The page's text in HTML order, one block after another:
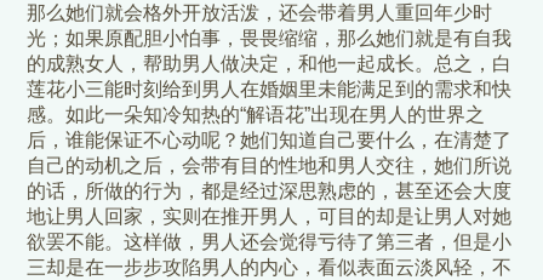
那么她们就会格外开放活泼，还会带着男人重回年少时
光；如果原配胆小怕事，畏畏缩缩，那么她们就是有自我
的成熟女人，帮助男人做决定，和他一起成长。总之，白
莲花小三能时刻给到男人在婚姻里未能满足到的需求和快
感。如此一朵知冷知热的“解语花”出现在男人的世界之
后，谁能保证不心动呢？她们知道自己要什么，在清楚了
自己的动机之后，会带有目的性地和男人交往，她们所说
的话，所做的行为，都是经过深思熟虑的，甚至还会大度
地让男人回家，实则在推开男人，可目的却是让男人对她
欲罢不能。这样做，男人还会觉得亏待了第三者，但是小
三却是在一步步攻陷男人的内心，看似表面云淡风轻，不